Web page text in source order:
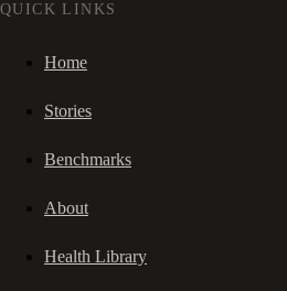
QUICK LINKS
Home
Stories
Benchmarks
About
Health Library